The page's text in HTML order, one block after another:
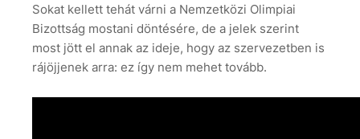
Sokat kellett tehát várni a Nemzetközi Olimpiai
Bizottság mostani döntésére, de a jelek szerint
most jött el annak az ideje, hogy az szervezetben is
rájöjjenek arra: ez így nem mehet tovább.